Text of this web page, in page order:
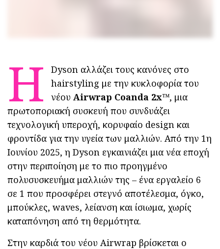
Η
Dyson αλλάζει τους κανόνες στο
hairstyling με την κυκλοφορία του
νέου Airwrap Coanda 2x™, μια
πρωτοποριακή συσκευή που συνδυάζει
τεχνολογική υπεροχή, κορυφαίο design και
φροντίδα για την υγεία των μαλλιών. Από την 1η
Ιουνίου 2025, η Dyson εγκαινιάζει μια νέα εποχή
στην περιποίηση με το πιο προηγμένο
πολυσυσκευήμα μαλλιών της – ένα εργαλείο 6
σε 1 που προσφέρει στεγνό αποτέλεσμα, όγκο,
μπούκλες, waves, λείανση και ίσιωμα, χωρίς
καταπόνηση από τη θερμότητα.
Στην καρδιά του νέου Airwrap βρίσκεται ο